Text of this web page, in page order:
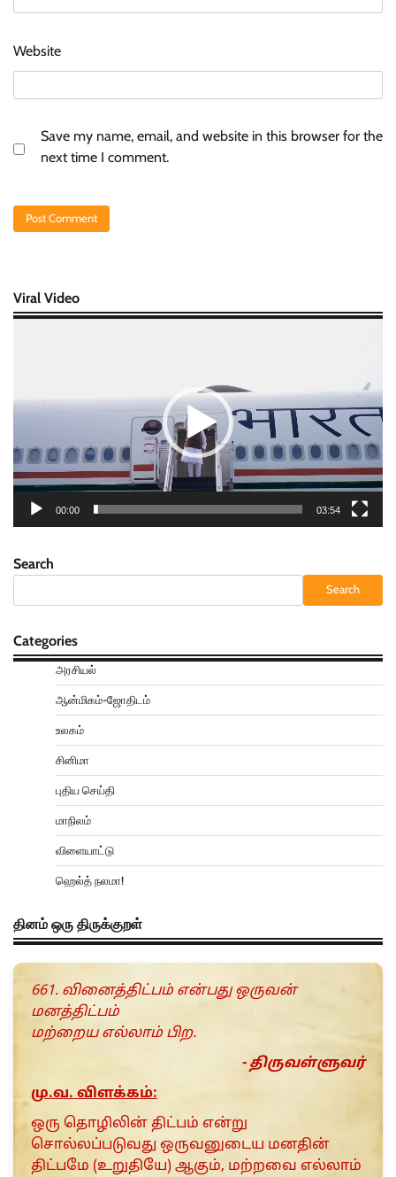
Website
Save my name, email, and website in this browser for the
next time I comment.
Viral Video
00:00 03:54
Search
Search
Categories
அரசியல்
ஆன்மிகம்-ஜோதிடம்
உலகம்
சினிமா
புதிய செய்தி
மாநிலம்
விளையாட்டு
ஹெல்த் நலமா!
தினம் ஒரு திருக்குறள்
661. வினைத்திட்பம் என்பது ஒருவன்
மனத்திட்பம்
மற்றைய எல்லாம் பிற.
- திருவள்ளுவர்
மு.வ. விளக்கம்:
ஒரு தொழிலின் திட்பம் என்று
சொல்லப்படுவது ஒருவனுடைய மனதின்
திட்பமே (உறுதியே) ஆகும், மற்றவை எல்லாம்